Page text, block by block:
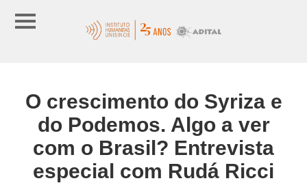
O crescimento do Syriza e
do Podemos. Algo a ver
com o Brasil? Entrevista
especial com Rudá Ricci